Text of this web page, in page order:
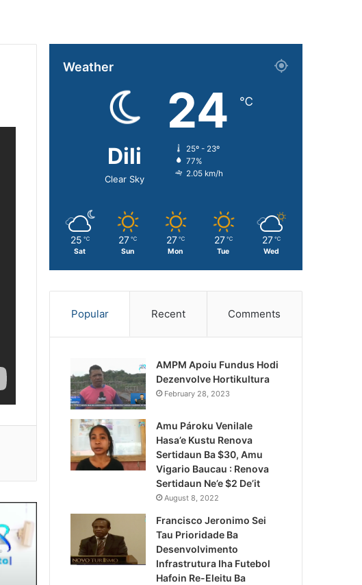
Weather
Dili
Clear Sky
24 ℃
25º - 23º
77%
2.05 km/h
25 ℃
Sat
27 ℃
Sun
27 ℃
Mon
27 ℃
Tue
27 ℃
Wed
Popular Recent Comments
AMPM Apoiu Fundus Hodi
Dezenvolve Hortikultura
February 28, 2023
Amu Pároku Venilale
Hasa’e Kustu Renova
Sertidaun Ba $30, Amu
Vigario Baucau : Renova
Sertidaun Ne’e $2 De’it
August 8, 2022
Francisco Jeronimo Sei
Tau Prioridade Ba
Desenvolvimento
Infrastrutura Iha Futebol
Hafoin Re-Eleitu Ba